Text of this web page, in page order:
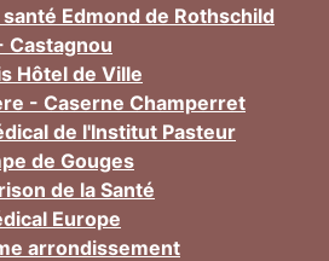
Edmond de Rothschild
Castagnou
Hôtel de Ville
- Caserne Champerret
de l'Institut Pasteur
de Gouges
de la Santé
Europe
arrondissement